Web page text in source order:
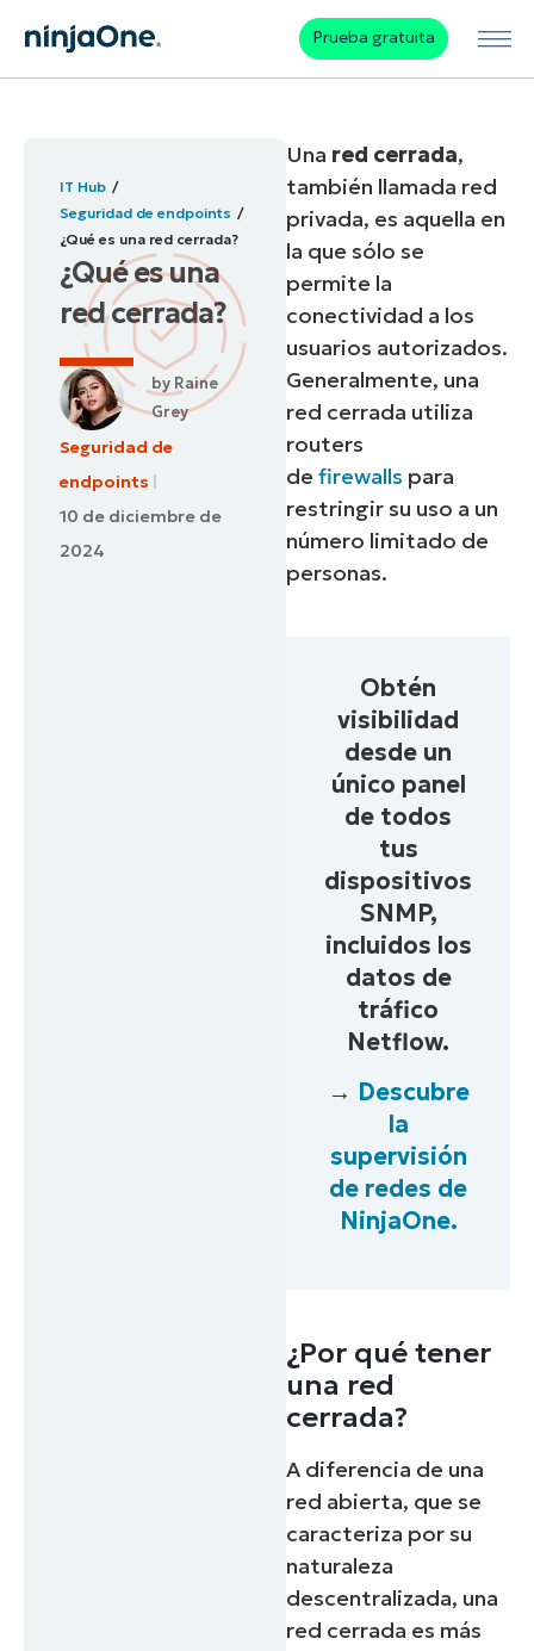
Prueba gratuita
IT Hub
Seguridad de endpoints
¿Qué es una red cerrada?
¿Qué es una
red cerrada?
by Raine
Grey
Seguridad de
endpoints
10 de diciembre de
2024
Una red cerrada,
también llamada red
privada, es aquella en
la que sólo se
permite la
conectividad a los
usuarios autorizados.
Generalmente, una
red cerrada utiliza
routers
defirewalls para
restringir su uso a un
número limitado de
personas.
Obtén
visibilidad
desde un
único panel
de todos
tus
dispositivos
SNMP,
incluidos los
datos de
tráfico
Netflow.
→ Descubre
la
supervisión
de redes de
NinjaOne.
¿Por qué tener
una red
cerrada?
A diferencia de una
red abierta, que se
caracteriza por su
naturaleza
descentralizada, una
red cerrada es más